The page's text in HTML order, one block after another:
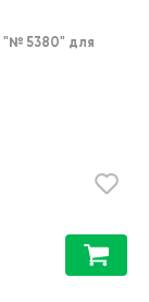
"№ 5380" для